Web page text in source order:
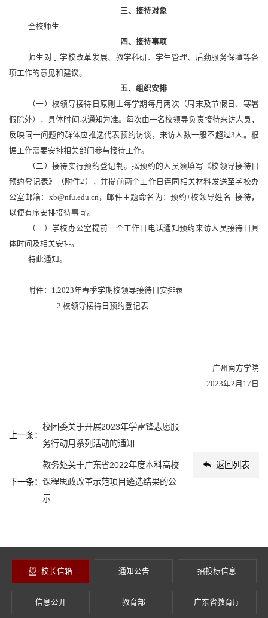
三、接待对象
全校师生
四、接待事项
师生对于学校改革发展、教学科研、学生管理、后勤服务保障等各
项工作的意见和建议。
五、组织安排
（一）校领导接待日原则上每学期每月两次（周末及节假日、寒暑
假除外），具体时间以通知为准。每次由一名校领导负责接待来访人员，
反映同一问题的群体应推选代表预约访谈，来访人数一般不超过3人。根
据工作需要安排相关部门参与接待工作。
（二）接待实行预约登记制。拟预约的人员须填写《校领导接待日
预约登记表》（附件2），并提前两个工作日连同相关材料发送至学校办
公室邮箱：xb@nfu.edu.cn，邮件主题命名为：预约+校领导姓名+接待，
以便有序安排接待事宜。
（三）学校办公室提前一个工作日电话通知预约来访人员接待日具
体时间及相关安排。
特此通知。
附件：1.2023年春季学期校领导接待日安排表
2.校领导接待日预约登记表
广州南方学院
2023年2月 17 日
上一条：
校团委关于开展2023年学雷锋志愿服
务行动月系列活动的通知
下一条：
教务处关于广东省2022年度本科高校
课程思政改革示范项目遴选结果的公
示
返回列表
校长信箱 通知公告 招投标信息
信息公开 教育部 广东省教育厅